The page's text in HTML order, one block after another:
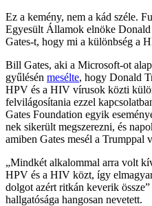
Ez a kemény, nem a kád széle.
Egyesült Államok elnöke
Gates-t, hogy mi a különbség a
Bill Gates, aki a Microsoft-ot
gyűlésén mesélte, hogy Donald
HPV és a HIV vírusok közti
felvilágosítania ezzel
Gates Foundation egyik
nek sikerült megszerezni, és
amiben Gates mesél a Trumppal
„Mindkét alkalommal arra volt
HPV és a HIV közt, így
dolgot azért ritkán keverik
hallgatósága hangosan nevetett.